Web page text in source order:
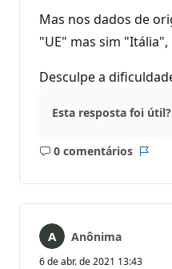
Mas nos dados de
"UE" mas sim
Desculpe a
Esta resposta foi útil?
0 comentários
Sem
Anônima
6 de abr. de 2021 13:43